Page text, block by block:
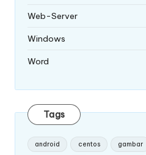
Web-Server
Windows
Word
Tags
android centos gambar